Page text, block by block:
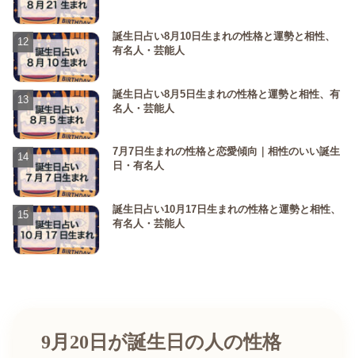
誕生日占い8月10日生まれの性格と運勢と相性、
有名人・芸能人
誕生日占い8月5日生まれの性格と運勢と相性、有
名人・芸能人
7月7日生まれの性格と恋愛傾向｜相性のいい誕生
日・有名人
誕生日占い10月17日生まれの性格と運勢と相性、
有名人・芸能人
9月20日が誕生日の人の性格